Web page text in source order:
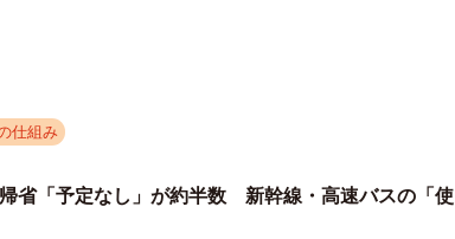
仕組み
帰省「予定なし」が約半数 新幹線・高速バスの「使